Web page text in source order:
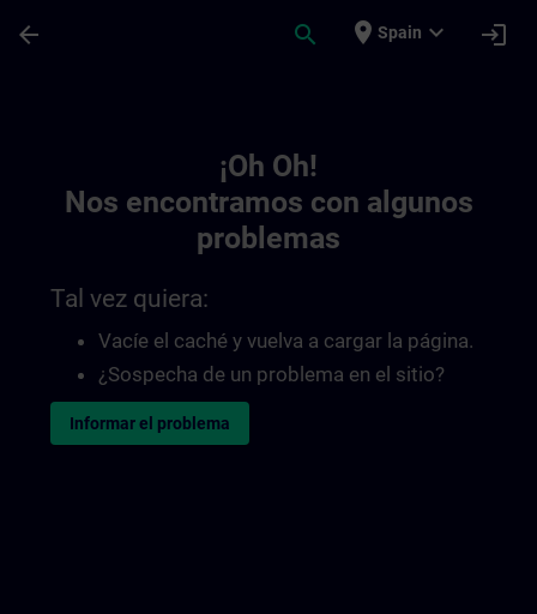
arrow_back search place Spain expand_more login
¡Oh Oh!
Nos encontramos con algunos
problemas
Tal vez quiera:
Vacíe el caché y vuelva a cargar la página.
¿Sospecha de un problema en el sitio?
Informar el problema